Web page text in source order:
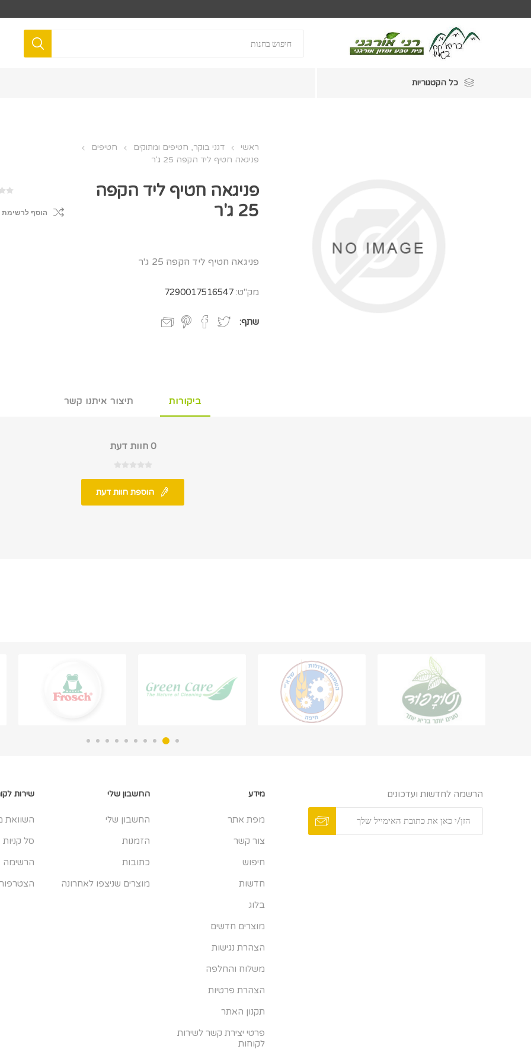
כל הקטגוריות
ראשי דגני בוקר, חטיפים ומתוקים
חטיפים
פניגאה חטיף ליד הקפה 25 ג'ר
פניגאה חטיף ליד הקפה
25 ג'ר
הוסף לרשימת
פניגאה חטיף ליד הקפה 25 ג'ר
מק"ט: 7290017516547
שתף:
ביקורות תיצור איתנו קשר
0 חוות דעת
הוספת חוות דעת
הרשמה לחדשות ועדכונים מידע
מפת אתר
צור קשר
חיפוש
חדשות
בלוג
מוצרים חדשים
הצהרת נגישות
משלוח והחלפה
הצהרת פרטיות
תקנון האתר
פרטי יצירת קשר לשירות
לקוחות
החשבון שלי
החשבון שלי
הזמנות
כתובות
מוצרים שניצפו לאחרונה
שירות
השוואת
סל קניות
הרשימה